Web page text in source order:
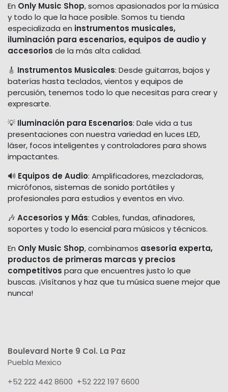
En Only Music Shop, somos apasionados por la música
y todo lo que la hace posible. Somos tu tienda
especializada en instrumentos musicales,
iluminación para escenarios, equipos de audio y
accesorios de la más alta calidad.
🎸 Instrumentos Musicales: Desde guitarras, bajos y
baterías hasta teclados, vientos y equipos de
percusión, tenemos todo lo que necesitas para crear y
expresarte.
💡 Iluminación para Escenarios: Dale vida a tus
presentaciones con nuestra variedad en luces LED,
láser, focos inteligentes y controladores para shows
impactantes.
🔊 Equipos de Audio: Amplificadores, mezcladoras,
micrófonos, sistemas de sonido portátiles y
profesionales para estudios y eventos en vivo.
🎶 Accesorios y Más: Cables, fundas, afinadores,
soportes y todo lo esencial para músicos y técnicos.
En Only Music Shop, combinamos asesoría experta,
productos de primeras marcas y precios
competitivos para que encuentres justo lo que
buscas. ¡Visítanos y haz que tu música suene mejor que
nunca!
Boulevard Norte 9 Col. La Paz
Puebla Mexico
+52 222 442 8600 +52 222 197 6600